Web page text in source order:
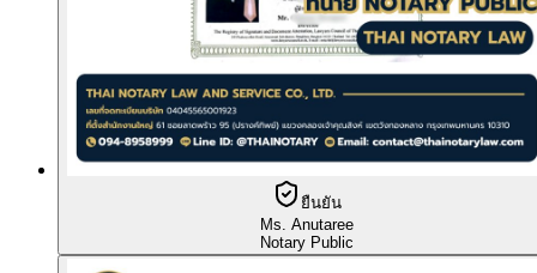
ยืนยัน
Ms. Anutaree
Notary Public